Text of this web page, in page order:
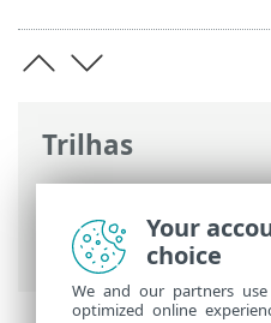
Trilhas
Ajuda on-line ESET>
Usando o ESET
Configuração>
Your
choice
We and our partners
optimized online